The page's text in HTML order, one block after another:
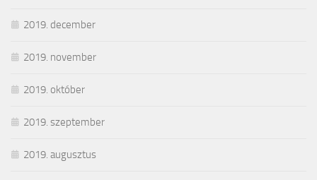
2019. december
2019. november
2019. október
2019. szeptember
2019. augusztus